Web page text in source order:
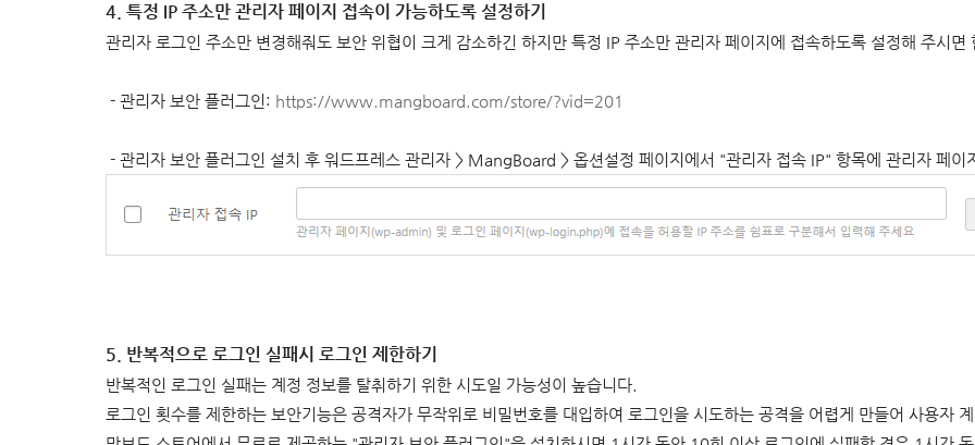
4. 특정 IP 주소만 관리자 페이지 접속이 가능하도록 설정하기
관리자 로그인 주소만 변경해줘도 보안 위협이 크게 감소하긴 하지만 특정 IP 주소만 관리자 페이지에 접속하도록 설정해 주시
- 관리자 보안 플러그인 : https://www.mangboard.com/store/?vid=201
- 관리자 보안 플러그인 설치 후 워드프레스 관리자 > MangBoard > 옵션설정 페이지에서 "관리자 접속 IP" 항목에 관리자 페이
5. 반복적으로 로그인 실패시 로그인 제한하기
반복적인 로그인 실패는 계정 정보를 탈취하기 위한 시도일 가능성이 높습니다.
로그인 횟수를 제한하는 보안기능은 공격자가 무작위로 비밀번호를 대입하여 로그인을 시도하는 공격을 어렵게 만들어 사용자